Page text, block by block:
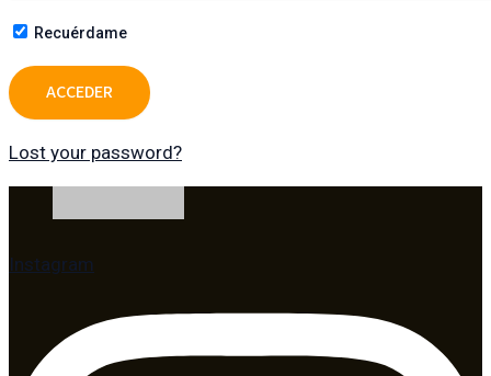
Recuérdame
Lost your password?
Instagram